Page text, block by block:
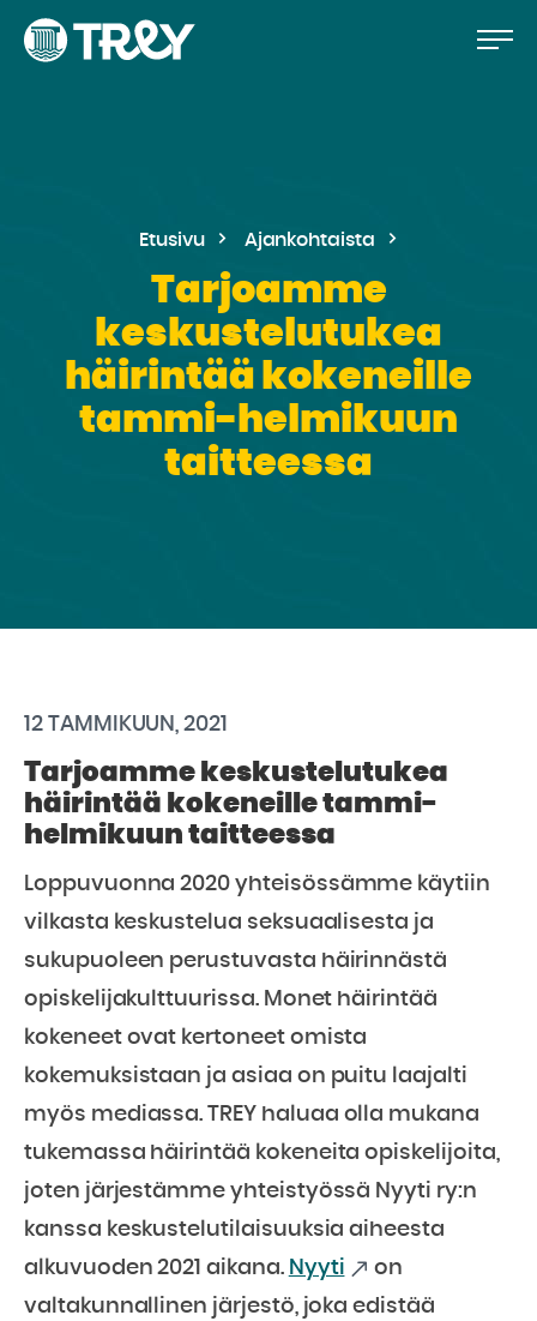
Hyppää
sisältöön
Siirry
TREY
-etusivulle
Etusivu Ajankohtaista
Tarjoamme
keskustelutukea
häirintää kokeneille
tammi-helmikuun
taitteessa
12 TAMMIKUUN, 2021
Tarjoamme keskustelutukea
häirintää kokeneille tammi-
helmikuun taitteessa
Loppuvuonna 2020 yhteisössämme käytiin
vilkasta keskustelua seksuaalisesta ja
sukupuoleen perustuvasta häirinnästä
opiskelijakulttuurissa. Monet häirintää
kokeneet ovat kertoneet omista
kokemuksistaan ja asiaa on puitu laajalti
myös mediassa. TREY haluaa olla mukana
tukemassa häirintää kokeneita opiskelijoita,
joten järjestämme yhteistyössä Nyyti ry:n
kanssa keskustelutilaisuuksia aiheesta
alkuvuoden 2021 aikana. Nyyti
on
valtakunnallinen järjestö, joka edistää